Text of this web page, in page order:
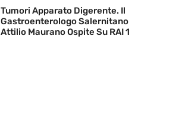
Tumori Apparato Digerente. Il
Gastroenterologo Salernitano
Attilio Maurano Ospite Su RAI 1